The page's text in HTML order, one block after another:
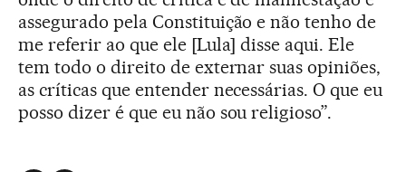
assegurado pela Constituição e não tenho de
me referir ao que ele [Lula] disse aqui. Ele
tem todo o direito de externar suas opiniões,
as críticas que entender necessárias. O que eu
posso dizer é que eu não sou religioso”.